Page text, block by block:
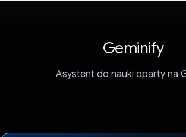
Geminify
Asystent do nauki oparty na